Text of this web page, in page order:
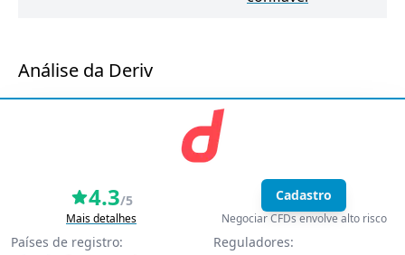
Análise da Deriv
4.3/5
Mais detalhes
Cadastro
Negociar CFDs envolve alto risco
Países de registro: Reguladores: